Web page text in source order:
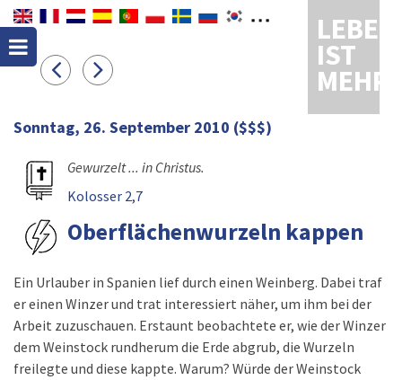
LEBEN
IST
MEHR
Sonntag, 26. September 2010 ($$$)
Gewurzelt ... in Christus.
Kolosser 2,7
Oberflächenwurzeln kappen
Ein Urlauber in Spanien lief durch einen Weinberg. Dabei traf
er einen Winzer und trat interessiert näher, um ihm bei der
Arbeit zuzuschauen. Erstaunt beobachtete er, wie der Winzer
dem Weinstock rundherum die Erde abgrub, die Wurzeln
freilegte und diese kappte. Warum? Würde der Weinstock